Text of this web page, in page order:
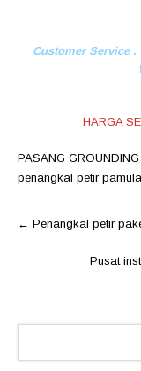
Customer Service .
HARGA
PASANG
penangkal petir
Post
← Penangkal petir
Pusat